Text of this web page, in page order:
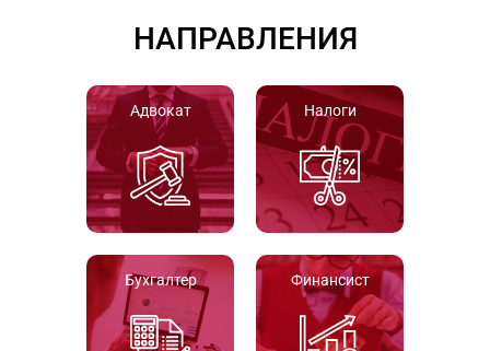
НАПРАВЛЕНИЯ
Адвокат Налоги
Бухгалтер Финансист